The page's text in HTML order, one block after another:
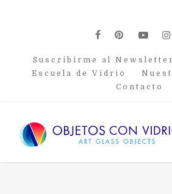
facebook
pinterest
Suscribirme al Newsletter
Escuela de Vidrio
Contacto